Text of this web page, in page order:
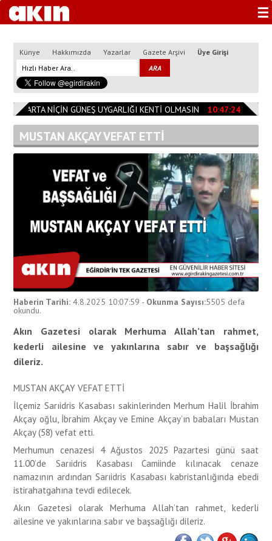
☰
Künye Hakkımızda Yazarlar Gazete Arşivi Üye Girişi
ISPARTA NİÇİN GÜNEŞ UYGARLIĞI KENTİ OLMASIN 10:47:24
MUSTAN AKÇAY VEFAT ETTİ
Haberin Tarihi: 4.8.2025 10:07:59 - Okunma Sayısı:5505 defa
okundu.
Akın Gazetesi olarak Merhuma Allah’tan rahmet,
kederli ailesine ve yakınlarına sabır ve başsağlığı
dileriz.
MUSTAN AKÇAY VEFAT ETTİ
İlçemiz Sarıidris Kasabası sakinlerinden Merhum Halil İbrahim
Akçay oğlu, İbrahim Akçay ve Emine Akçay’ın babaları Mustan
Akçay (58) vefat etti.
Merhumun cenazesi 4 Ağustos 2025 Pazartesi günü saat
11.00’de Sarıidris Kasabası Camiinde kılınacak cenaze
namazının ardından Sarıidris Kasabası kabristanlığında ebedi
istirahatgahına tevdi edilecek.
Akın Gazetesi olarak Merhuma Allah’tan rahmet, kederli
ailesine ve yakınlarına sabır ve başsağlığı dileriz.